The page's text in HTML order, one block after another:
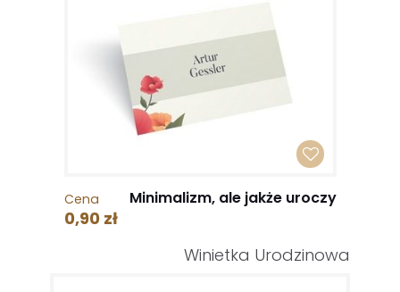
Cena
0,90 zł
Minimalizm, ale jakże uroczy
Winietka Urodzinowa